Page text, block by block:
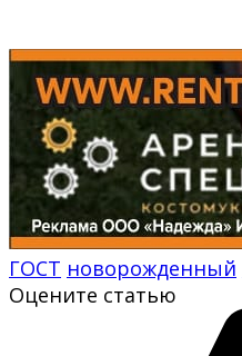
ГОСТ новорожденный
Оцените статью